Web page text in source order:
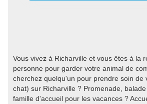
Vous vivez à Richarville et vous êtes à la
personne pour garder votre animal de
cherchez quelqu'un pour prendre soin de
chat) sur Richarville ? Promenade, balade
famille d'accueil pour les vacances ?